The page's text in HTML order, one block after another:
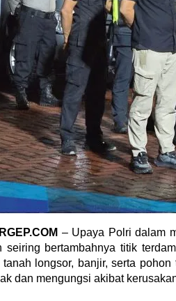
– Upaya Polri dalam
seiring bertambahnya titik
longsor, banjir, serta
dan mengungsi akibat